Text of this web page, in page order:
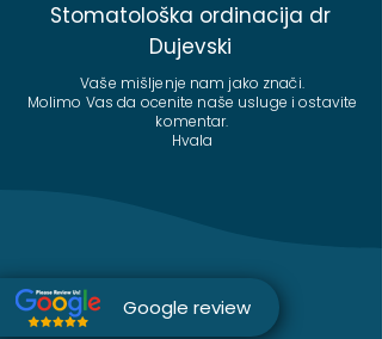
Stomatološka ordinacija dr
Dujevski
Vaše mišljenje nam jako znači.
Molimo Vas da ocenite naše usluge i ostavite
komentar.
Hvala
Google review